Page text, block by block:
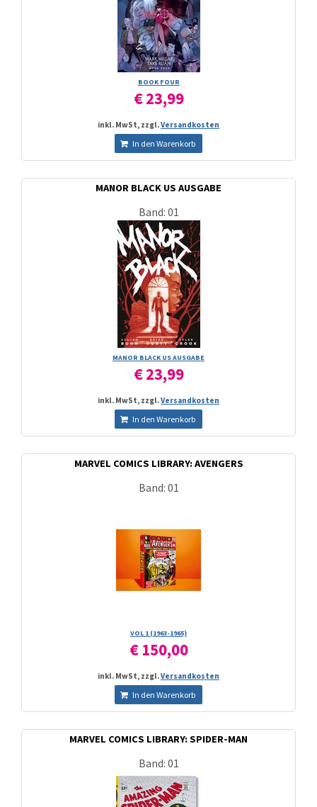
BOOK FOUR
€ 23,99
inkl. MwSt, zzgl.Versandkosten
In den Warenkorb
MANOR BLACK US AUSGABE
Band: 01
MANOR BLACK US AUSGABE
€ 23,99
inkl. MwSt, zzgl.Versandkosten
In den Warenkorb
MARVEL COMICS LIBRARY: AVENGERS
Band: 01
VOL 1 (1963-1965)
€ 150,00
inkl. MwSt, zzgl.Versandkosten
In den Warenkorb
MARVEL COMICS LIBRARY: SPIDER-MAN
Band: 01